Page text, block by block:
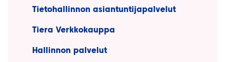
Tietohallinnon asiantuntijapalvelut
Tiera Verkkokauppa
Hallinnon palvelut